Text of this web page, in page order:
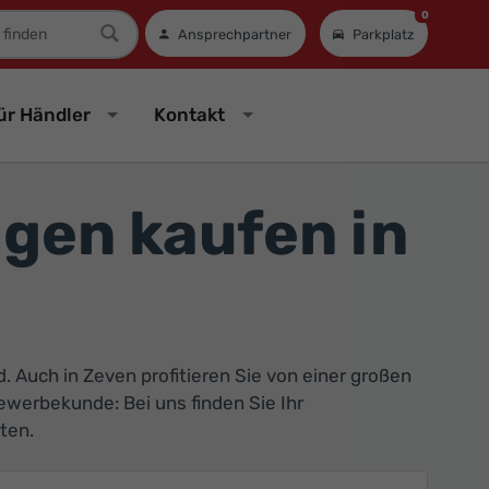
Ansprechpartner Parkplatz
0
Händler Kontakt
kaufen in
in Zeven profitieren Sie von einer großen
Bei uns finden Sie Ihr